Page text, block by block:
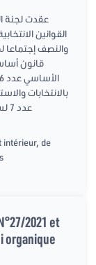
عقدت لجنة
والنصف
بالانتخابات
intérieur, de
2021 et
organique